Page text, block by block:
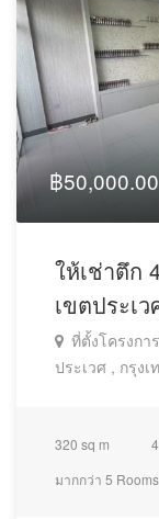
฿50,000.00
ให้เช่าตึก
เขตประเ
ที่ตั้งโครงกา
ประเวศ , กรุง
320 sq m
มากกว่า 5 Rooms